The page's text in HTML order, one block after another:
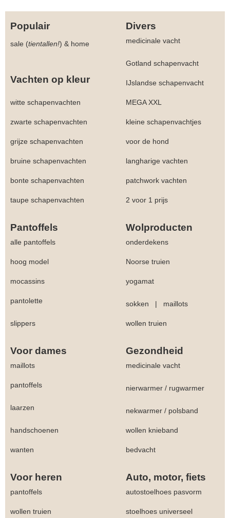
Populair Divers
sale (tientallen!) & home medicinale vacht
Gotland schapenvacht
Vachten op kleur IJslandse schapenvacht
witte schapenvachten MEGA XXL
zwarte schapenvachten kleine schapenvachtjes
grijze schapenvachten voor de hond
bruine schapenvachten langharige vachten
bonte schapenvachten patchwork vachten
taupe schapenvachten 2 voor 1 prijs
Pantoffels Wolproducten
alle pantoffels onderdekens
hoog model Noorse truien
mocassins yogamat
pantolette sokken | maillots
slippers wollen truien
Voor dames Gezondheid
maillots medicinale vacht
pantoffels nierwarmer / rugwarmer
laarzen nekwarmer / polsband
handschoenen wollen knieband
wanten bedvacht
Voor heren Auto, motor, fiets
pantoffels autostoelhoes pasvorm
wollen truien stoelhoes universeel